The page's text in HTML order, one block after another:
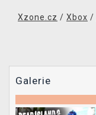
Xzone.cz / Xbox /
Galerie